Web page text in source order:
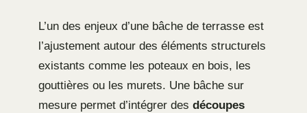
L’un des enjeux d’une bâche de terrasse est
l’ajustement autour des éléments structurels
existants comme les poteaux en bois, les
gouttières ou les murets. Une bâche sur
mesure permet d’intégrer des découpes